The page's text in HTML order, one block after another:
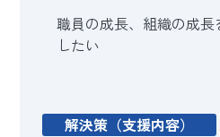
職員の成長、組織の成
したい
解決策（支援内容）